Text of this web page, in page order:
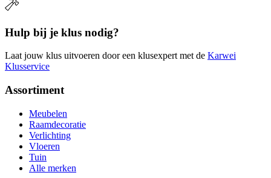
Hulp bij je klus nodig?
Laat jouw klus uitvoeren door een klusexpert met de Karwei
Klusservice
Assortiment
Meubelen
Raamdecoratie
Verlichting
Vloeren
Tuin
Alle merken